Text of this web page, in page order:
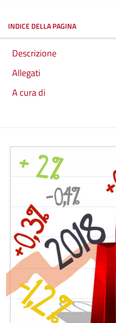
INDICE DELLA PAGINA
Descrizione
Allegati
A cura di